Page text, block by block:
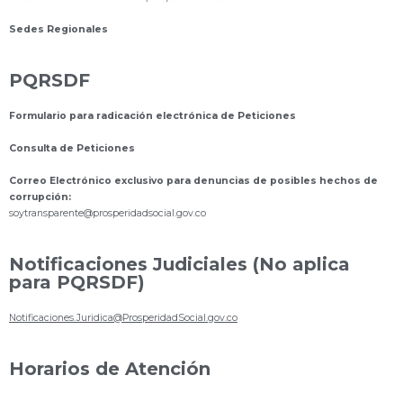
Sedes Regionales
PQRSDF
Formulario para radicación electrónica de Peticiones
Consulta de Peticiones
Correo Electrónico exclusivo para denuncias de posibles hechos de
corrupción:
soytransparente@prosperidadsocial.gov.co
Notificaciones Judiciales (No aplica
para PQRSDF)
Notificaciones.Juridica@ProsperidadSocial.gov.co
Horarios de Atención